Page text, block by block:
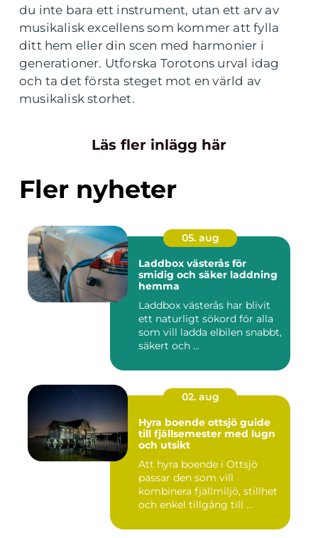
du inte bara ett instrument, utan ett arv av
musikalisk excellens som kommer att fylla
ditt hem eller din scen med harmonier i
generationer. Utforska Torotons urval idag
och ta det första steget mot en värld av
musikalisk storhet.
Läs fler inlägg här
Fler nyheter
05. aug
Laddbox västerås för
smidig och säker laddning
hemma
Laddbox västerås har blivit
ett naturligt sökord för alla
som vill ladda elbilen snabbt,
säkert och ...
02. aug
Hyra boende ottsjö guide
till fjällsemester med lugn
och utsikt
Att hyra boende i Ottsjö
passar den som vill
kombinera fjällmiljö, stillhet
och enkel tillgång till ...